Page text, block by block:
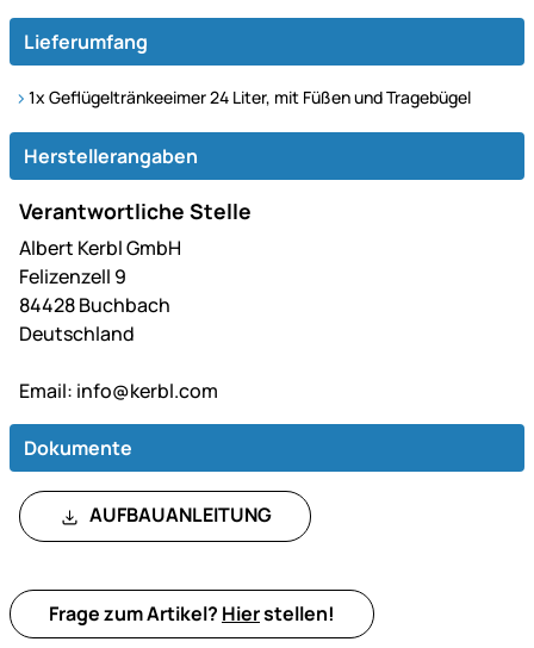
Lieferumfang
1x Geflügeltränkeeimer 24 Liter, mit Füßen und Tragebügel
Herstellerangaben
Verantwortliche Stelle
Albert Kerbl GmbH
Felizenzell 9
84428 Buchbach
Deutschland
Email: info@kerbl.com
Dokumente
AUFBAUANLEITUNG
Frage zum Artikel? Hierstellen!